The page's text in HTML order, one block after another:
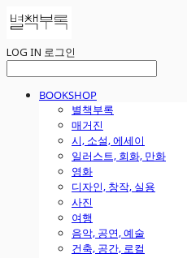
LOG IN 로그인
BOOKSHOP
별책부록
매거진
시, 소설, 에세이
일러스트, 회화, 만화
영화
디자인, 창작, 실용
사진
여행
음악, 공연, 예술
건축, 공간, 로컬